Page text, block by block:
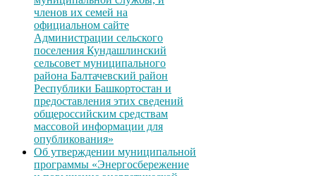
членов их семей на
официальном сайте
Администрации сельского
поселения Кундашлинский
сельсовет муниципального
района Балтачевский район
Республики Башкортостан и
предоставления этих сведений
общероссийским средствам
массовой информации для
опубликования»
Об утверждении муниципальной
программы «Энергосбережение